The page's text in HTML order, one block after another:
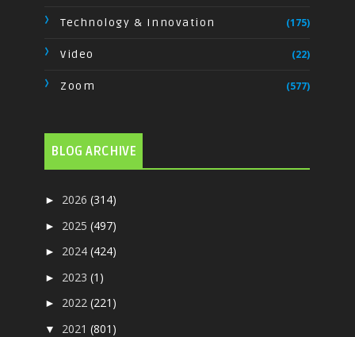
Technology & Innovation (175)
Video (22)
Zoom (577)
BLOG ARCHIVE
► 2026(314)
► 2025(497)
► 2024(424)
► 2023(1)
► 2022(221)
▼ 2021(801)